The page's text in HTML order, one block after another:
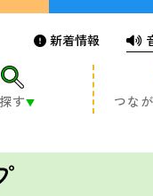
新着情報
探す つな